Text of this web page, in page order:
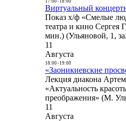
17:00- 18:00
Виртуальный
Показ х/ф «Смелые
театра и кино Сергея
мин.) (Ульяновой, 1,
11
Августа
18:00- 19:00
«Заоникиевские
Лекция диакона
«Актуальность
преображения» (М.
11
Августа